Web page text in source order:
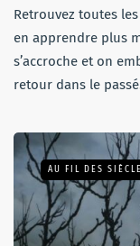
Retrouvez toutes
en apprendre plus
s’accroche et on
retour dans le
AU FIL DES